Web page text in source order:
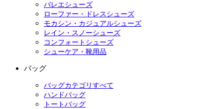
バレエシューズ
ローファー・ドレスシューズ
モカシン・カジュアルシューズ
レイン・スノーシューズ
コンフォートシューズ
シューケア・靴用品
バッグ
バッグカテゴリすべて
ハンドバッグ
トートバッグ